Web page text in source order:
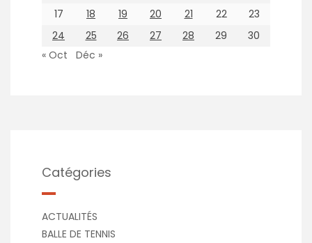
17
18 19 20 21 22
23
24
25 26 27 28 29
30
« Oct
Déc »
Catégories
ACTUALITÉS
BALLE DE TENNIS